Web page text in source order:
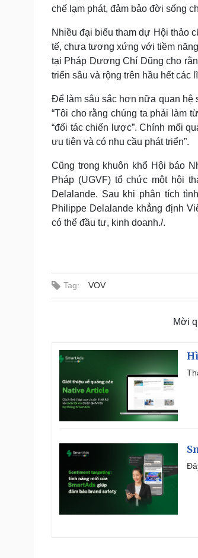
chế lạm phát, đảm bảo đời sống
Nhiều đại biểu tham dự Hội thảo
tế, chưa tương xứng với tiềm
tại Pháp Dương Chí Dũng cho
triển sâu và rộng trên hầu hết các
Để làm sâu sắc hơn nữa quan
“Tôi cho rằng chúng ta phải làm
“đối tác chiến lược”. Chính mối
ưu tiên và có nhu cầu phát triển”.
Cũng trong khuôn khổ Hội báo
Pháp (UGVF) tổ chức một hội
Delalande. Sau khi phân tích
Philippe Delalande khẳng định
có thể đầu tư, kinh doanh./.
Tag: VOV
Mời